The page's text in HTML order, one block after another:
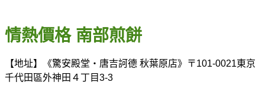
情熱價格 南部煎餅
【地址】《驚安殿堂‧唐吉訶德 秋葉原店》〒101-0021東京
千代田區外神田４丁目3-3